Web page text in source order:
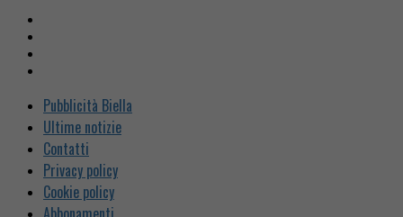
Pubblicità Biella
Ultime notizie
Contatti
Privacy policy
Cookie policy